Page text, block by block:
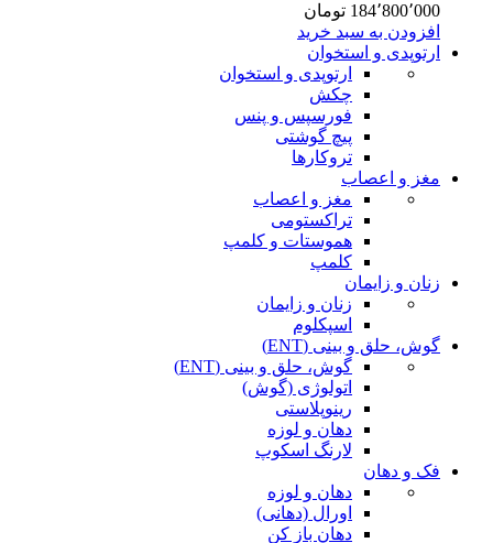
184٬800٬000 تومان
افزودن به سبد خرید
ارتوپدی و استخوان
ارتوپدی و استخوان
چکش
فورسپس و پنس
پیچ گوشتی
تروکارها
مغز و اعصاب
مغز و اعصاب
تراکستومی
هموستات و کلمپ
کلمپ
زنان و زایمان
زنان و زایمان
اسپکلوم
گوش، حلق و بینی (ENT)
گوش، حلق و بینی (ENT)
اتولوژی (گوش)
رینوپلاستی
دهان و لوزه
لارنگ اسکوپ
فک و دهان
دهان و لوزه
اورال (دهانی)
دهان باز کن